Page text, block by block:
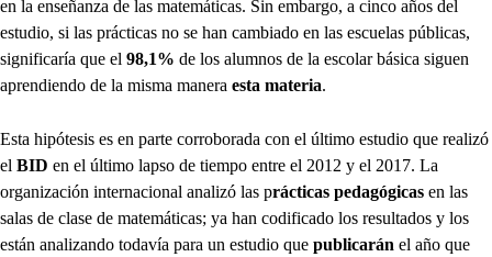
en la enseñanza de las matemáticas. Sin embargo, a cinco años del
estudio, si las prácticas no se han cambiado en las escuelas públicas,
significaría que el 98,1% de los alumnos de la escolar básica siguen
aprendiendo de la misma manera esta materia.
Esta hipótesis es en parte corroborada con el último estudio que realizó
el BID en el último lapso de tiempo entre el 2012 y el 2017. La
organización internacional analizó las prácticas pedagógicas en las
salas de clase de matemáticas; ya han codificado los resultados y los
están analizando todavía para un estudio que publicarán el año que